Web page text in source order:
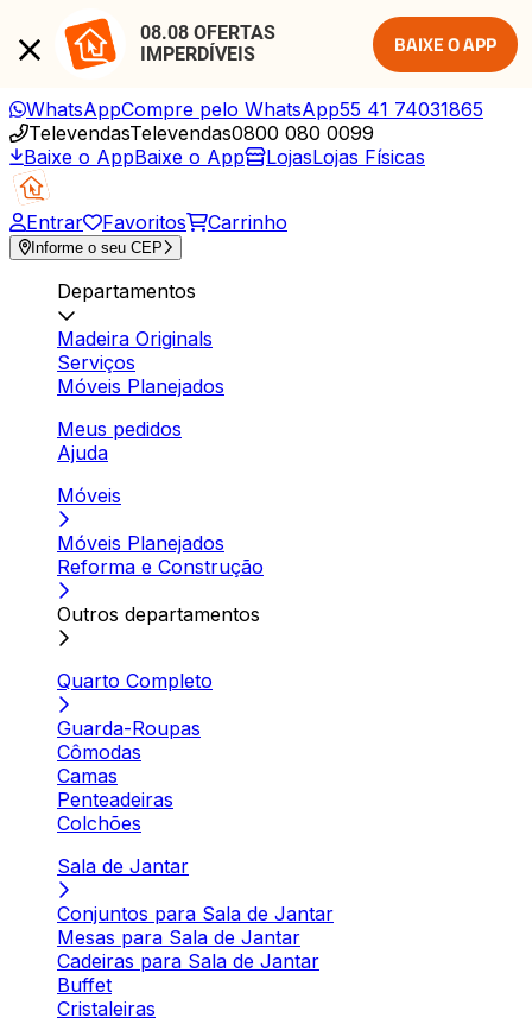
08.08 OFERTAS
IMPERDÍVEIS
BAIXE O APP
WhatsAppCompre pelo WhatsApp55 41 74031865
TelevendasTelevendas0800 080 0099
Baixe o AppBaixe o App LojasLojas Físicas
Entrar Favoritos Carrinho
Informe o seu CEP
Departamentos
Madeira Originals
Serviços
Móveis Planejados
Meus pedidos
Ajuda
Móveis
Móveis Planejados
Reforma e Construção
Outros departamentos
Quarto Completo
Guarda-Roupas
Cômodas
Camas
Penteadeiras
Colchões
Sala de Jantar
Conjuntos para Sala de Jantar
Mesas para Sala de Jantar
Cadeiras para Sala de Jantar
Buffet
Cristaleiras